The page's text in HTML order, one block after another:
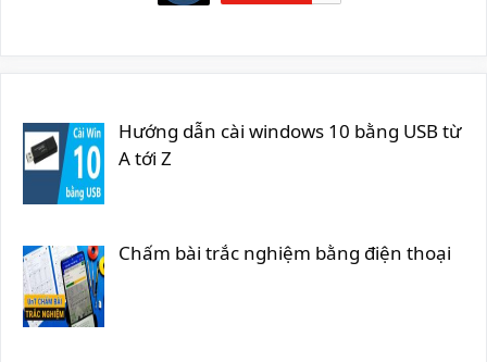
Hướng dẫn cài windows 10 bằng USB từ
A tới Z
Chấm bài trắc nghiệm bằng điện thoại